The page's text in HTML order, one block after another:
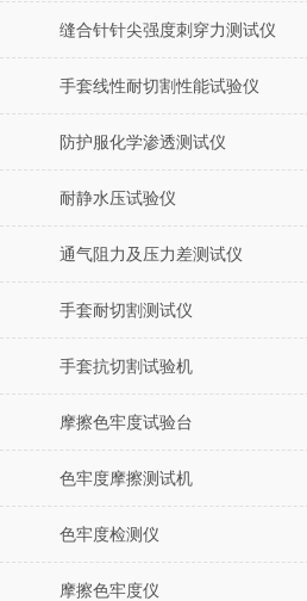
缝合针针尖强度刺穿力测试仪
手套线性耐切割性能试验仪
防护服化学渗透测试仪
耐静水压试验仪
通气阻力及压力差测试仪
手套耐切割测试仪
手套抗切割试验机
摩擦色牢度试验台
色牢度摩擦测试机
色牢度检测仪
摩擦色牢度仪